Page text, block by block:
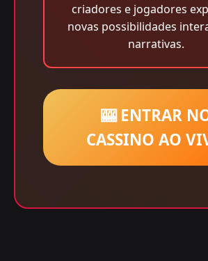
criadores e jogadores
novas possibilidades
narrativas.
🎰 ENTRAR
CASSINO AO